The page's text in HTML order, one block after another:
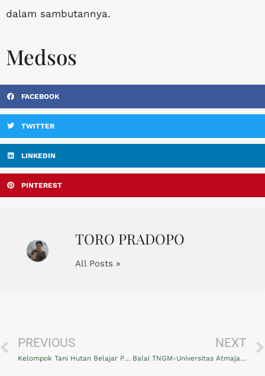
dalam sambutannya.
Medsos
FACEBOOK
TWITTER
LINKEDIN
PINTEREST
TORO PRADOPO
All Posts »
PREVIOUS
Kelompok Tani Hutan Belajar Pertanian Organik
NEXT
Balai TNGM-Universitas Atmajaya Tandatangani PKS Penguatan Fungsi